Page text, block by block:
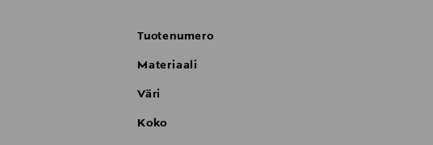
Tuotenumero
Materiaali
Väri
Koko